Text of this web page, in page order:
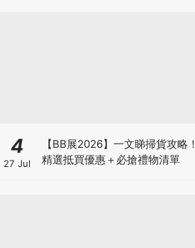
4
27 Jul
【BB展2026】一文睇掃貨攻略！
精選抵買優惠＋必搶禮物清單